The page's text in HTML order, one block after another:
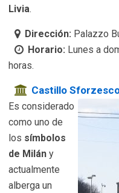
Livia.
Dirección: Palazzo
Horario: Lunes a
horas.
Castillo
Es considerado
como uno de
los símbolos
de Milán y
actualmente
alberga un